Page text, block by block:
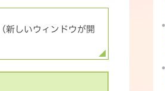
新しいウィンドウが開